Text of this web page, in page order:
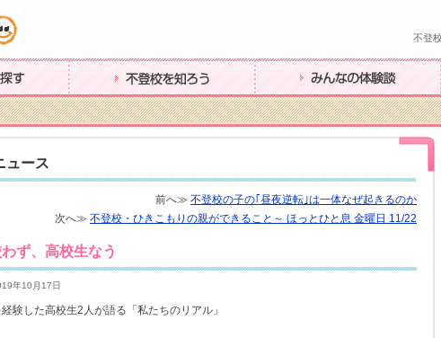
不登
不登校を知ろう みんなの体験談
ュース
前へ≫ 不登校の子の｢昼夜逆転｣は一体なぜ起きるのか
次へ≫ 不登校・ひきこもりの親ができること～ ほっとひと息 金曜日 11/22
ず、高校生なう
年10月17日
験した高校生2人が語る「私たちのリアル」